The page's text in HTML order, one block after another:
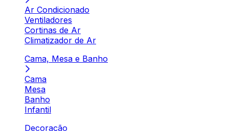
Ar Condicionado
Ventiladores
Cortinas de Ar
Climatizador de Ar
Cama, Mesa e Banho
Cama
Mesa
Banho
Infantil
Decoração